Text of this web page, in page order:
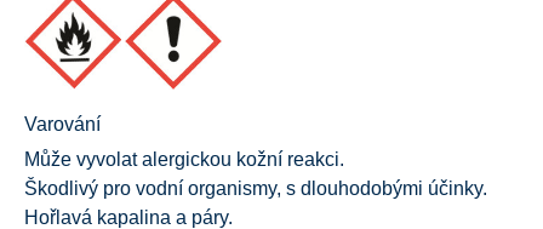
Varování
Může vyvolat alergickou kožní reakci.
Škodlivý pro vodní organismy, s dlouhodobými účinky.
Hořlavá kapalina a páry.